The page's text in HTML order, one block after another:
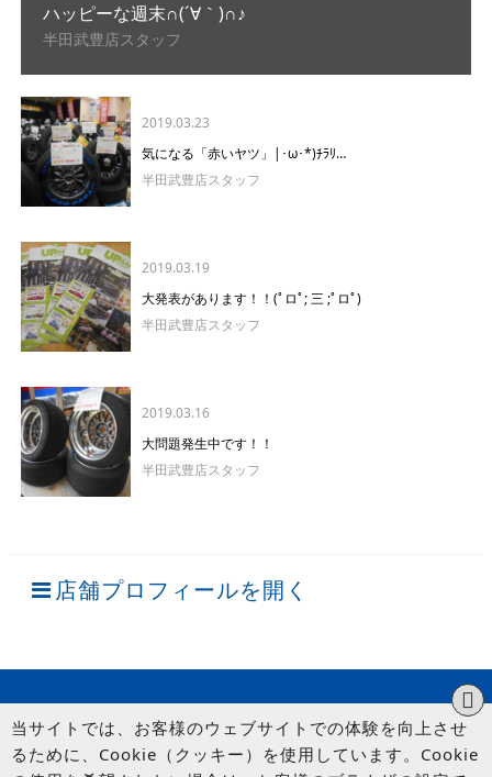
ハッピーな週末∩(´∀｀)∩♪
半田武豊店スタッフ
2019.03.23
気になる「赤いヤツ」|･ω･*)ﾁﾗﾘ…
半田武豊店スタッフ
2019.03.19
大発表があります！！(ﾟロﾟ; 三 ;ﾟロﾟ)
半田武豊店スタッフ
2019.03.16
大問題発生中です！！
半田武豊店スタッフ
店舗プロフィールを開く
当サイトでは、お客様のウェブサイトでの体験を向上させ
るために、Cookie（クッキー）を使用しています。Cookie